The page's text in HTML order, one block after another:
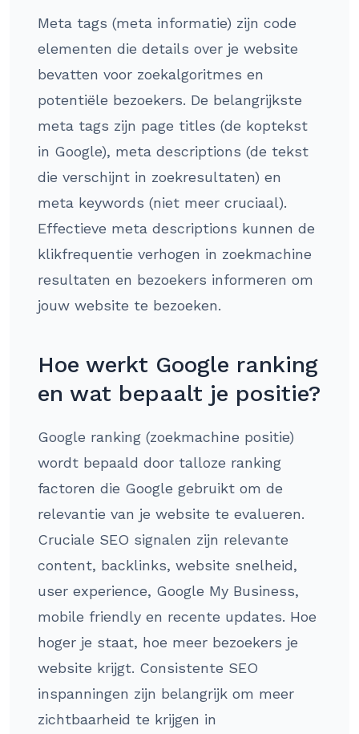
Meta tags (meta informatie) zijn code
elementen die details over je website
bevatten voor zoekalgoritmes en
potentiële bezoekers. De belangrijkste
meta tags zijn page titles (de koptekst
in Google), meta descriptions (de tekst
die verschijnt in zoekresultaten) en
meta keywords (niet meer cruciaal).
Effectieve meta descriptions kunnen de
klikfrequentie verhogen in zoekmachine
resultaten en bezoekers informeren om
jouw website te bezoeken.
Hoe werkt Google ranking
en wat bepaalt je positie?
Google ranking (zoekmachine positie)
wordt bepaald door talloze ranking
factoren die Google gebruikt om de
relevantie van je website te evalueren.
Cruciale SEO signalen zijn relevante
content, backlinks, website snelheid,
user experience, Google My Business,
mobile friendly en recente updates. Hoe
hoger je staat, hoe meer bezoekers je
website krijgt. Consistente SEO
inspanningen zijn belangrijk om meer
zichtbaarheid te krijgen in